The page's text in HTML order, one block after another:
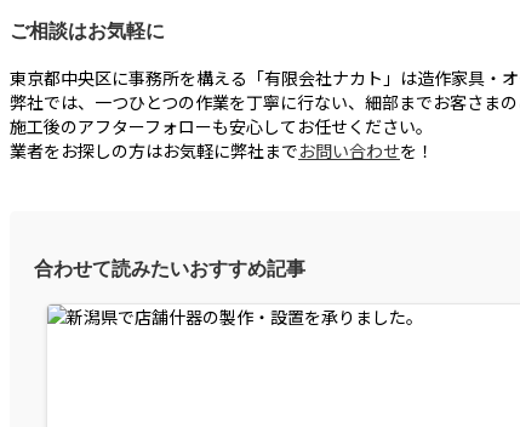
ご相談はお気軽に
東京都中央区に事務所を構える「有限会社ナカト」は造作家具・
弊社では、一つひとつの作業を丁寧に行ない、細部までお客さまの
施工後のアフターフォローも安心してお任せください。
業者をお探しの方はお気軽に弊社までお問い合わせを！
合わせて読みたいおすすめ記事